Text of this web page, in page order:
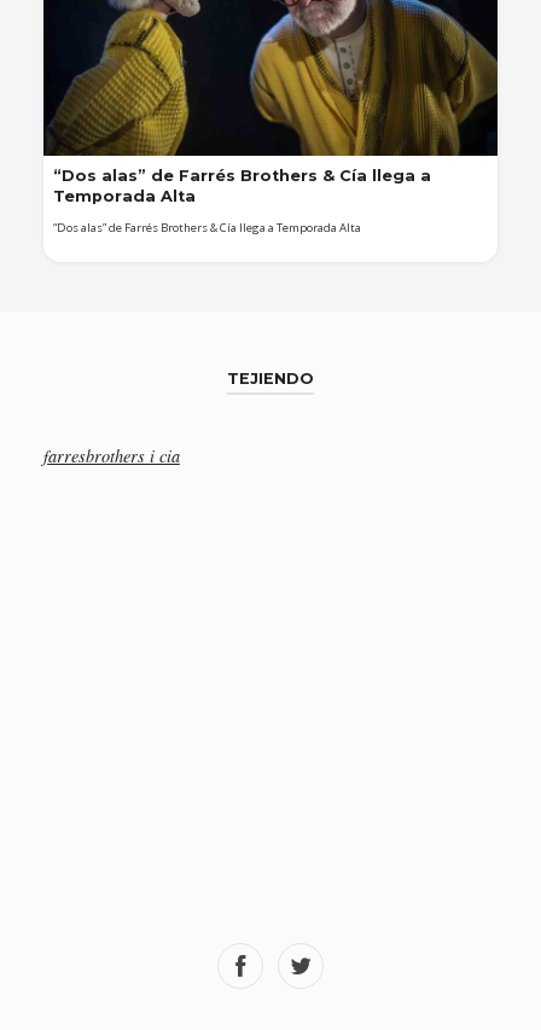
“Dos alas” de Farrés Brothers & Cía llega a
Temporada Alta
“Dos alas” de Farrés Brothers & Cía llega a Temporada Alta
TEJIENDO
farresbrothers i cia